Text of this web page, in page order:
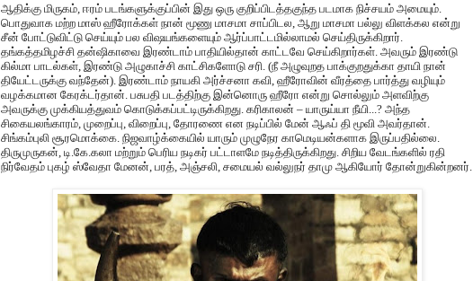
ஆதிக்கு மிருகம், ஈரம் படங்களுக்குப்பின் இது ஒரு குறிப்பிடத்தகுந்த படமாக நிச்சயம் அமையும்.
பொதுவாக மற்ற மாஸ் ஹீரோக்கள் நான் மூணு மாசமா சாப்பிடல, ஆறு மாசமா பல்லு விளக்கல என்று
சீன் போட்டுவிட்டு செய்யும் பல விஷயங்களையும் ஆர்ப்பாட்டமில்லாமல் செய்திருக்கிறார்.
தங்கத்தமிழச்சி தன்ஷிகாவை இரண்டாம் பாதியில்தான் காட்டவே செய்கிறார்கள். அவரும் இரண்டு
கில்மா பாடல்கள், இரண்டு அழுகாச்சி காட்சிகளோடு சரி. (நீ அழுவுறத பாக்குறதுக்கா தாயி நான்
தியேட்டருக்கு வந்தேன்). இரண்டாம் நாயகி அர்ச்சனா கவி, ஹீரோவின் வீரத்தை பார்த்து வழியும்
வழக்கமான கேரக்டர்தான். பசுபதி படத்திற்கு இன்னொரு ஹீரோ என்று சொல்லும் அளவிற்கு
அவருக்கு முக்கியத்துவம் கொடுக்கப்பட்டிருக்கிறது. கரிகாலன் – யாருய்யா நீயி...? அந்த
சிகையலங்காரம், முறைப்பு, விறைப்பு, தோரணை என நடிப்பில் மேன் ஆஃப் தி மூவி அவர்தான்.
சிங்கம்புலி சூரமொக்கை. நிஜவாழ்க்கையில் யாரும் முழுநேர காமெடியன்களாக இருப்பதில்லை.
திருமுருகன், டி.கே.கலா மற்றும் பெரிய நடிகர் பட்டாளமே நடித்திருக்கிறது. சிறிய வேடங்களில் ரதி
நிர்வேதம் புகழ் ஸ்வேதா மேனன், பரத், அஞ்சலி, சமையல் வல்லுநர் தாமு ஆகியோர் தோன்றுகின்றனர்.